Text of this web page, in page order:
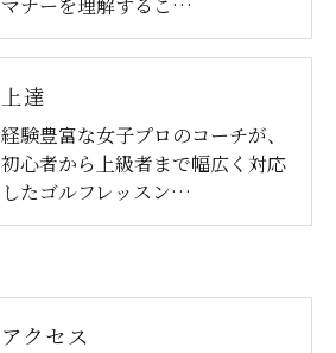
上達
経験豊富な女子プロのコーチが、
初心者から上級者まで幅広く対応
したゴルフレッスン…
アクセス